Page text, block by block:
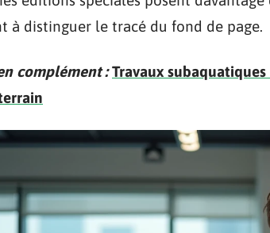
à distinguer le tracé du fond de page.
complément : Travaux